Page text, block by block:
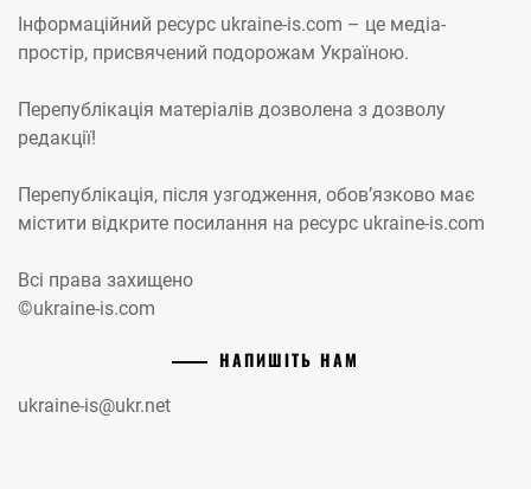
Інформаційний ресурс ukraine-is.com – це медіа-
простір, присвячений подорожам Україною.
Перепублікація матеріалів дозволена з дозволу
редакції!
Перепублікація, після узгодження, обов’язково має
містити відкрите посилання на ресурс ukraine-is.com
Всі права захищено
©ukraine-is.com
НАПИШІТЬ НАМ
ukraine-is@ukr.net